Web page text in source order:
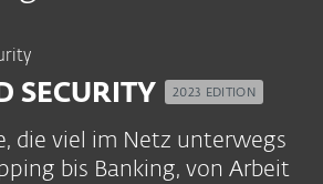
SECURITY 2023 EDITION
die viel im Netz unterwegs
bis Banking, von Arbeit